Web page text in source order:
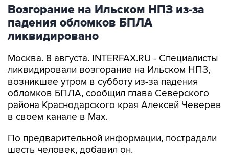
ликвидировано
Москва. 8 августа. INTERFAX.RU - Специалисты
возникшее утром в субботу из-за падения
обломков БПЛА, сообщил глава Северского
района Краснодарского края Алексей Чеверев
в своем канале в Max.
По предварительной информации, пострадали
В субботу утром оперативный штаб